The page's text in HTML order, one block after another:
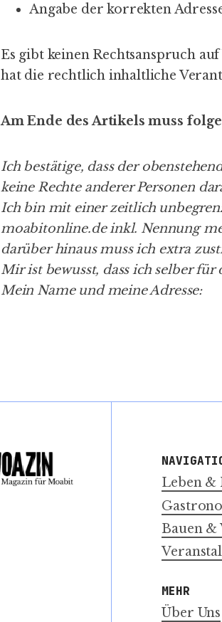
Angabe der korrekten
Es gibt keinen Rechtsanspruch
hat die rechtlich inhaltliche
Am Ende des Artikels muss
Ich bestätige, dass der
keine Rechte anderer Personen
Ich bin mit einer zeitlich
moabitonline.de inkl. Nennung
darüber hinaus muss ich extra
Mir ist bewusst, dass ich selber
Mein Name und meine Adresse:
Leben &
Bauen &
MEHR
Über Uns